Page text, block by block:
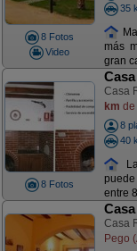
8 Fotos
Video
35
más
gran
8 Fotos
Casa
km de
8
40
entre
Casa
Pego